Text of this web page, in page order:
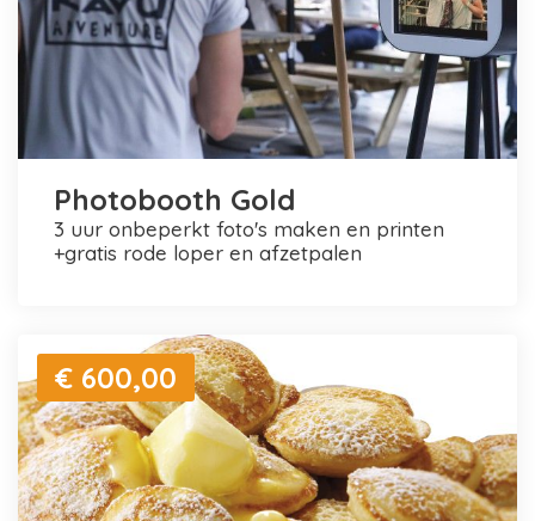
Photobooth Gold
3 uur onbeperkt foto's maken en printen
+gratis rode loper en afzetpalen
€ 600,00